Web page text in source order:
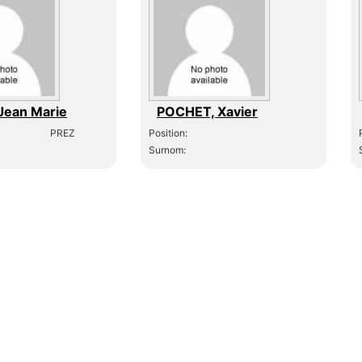
Marie
PREZ
POCHET, Xavier
Position:
Surnom: